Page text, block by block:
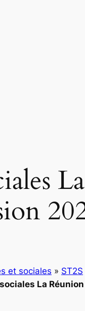
La
et sociales » ST2S
La Réunion